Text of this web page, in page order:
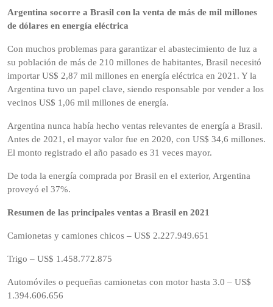
Argentina socorre a Brasil con la venta de más de mil millones
de dólares en energía eléctrica
Con muchos problemas para garantizar el abastecimiento de luz a
su población de más de 210 millones de habitantes, Brasil necesitó
importar US$ 2,87 mil millones en energía eléctrica en 2021. Y la
Argentina tuvo un papel clave, siendo responsable por vender a los
vecinos US$ 1,06 mil millones de energía.
Argentina nunca había hecho ventas relevantes de energía a Brasil.
Antes de 2021, el mayor valor fue en 2020, con US$ 34,6 millones.
El monto registrado el año pasado es 31 veces mayor.
De toda la energía comprada por Brasil en el exterior, Argentina
proveyó el 37%.
Resumen de las principales ventas a Brasil en 2021
Camionetas y camiones chicos – US$ 2.227.949.651
Trigo – US$ 1.458.772.875
Automóviles o pequeñas camionetas con motor hasta 3.0 – US$
1.394.606.656